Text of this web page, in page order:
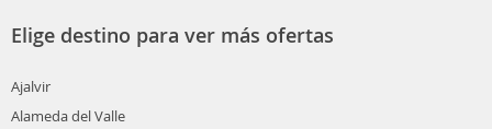
Elige destino para ver más ofertas
Ajalvir
Alameda del Valle